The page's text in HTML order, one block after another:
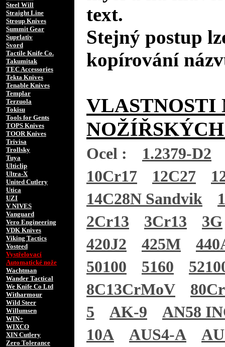
Steel Will
Straight Line
Stroup Knives
Summit Gear
Suprlativ
Svord
Tactile Knife Co.
Takumitak
TEC Accessories
Tekta Knives
Tenable Knives
Templar
Terzuola
Tokisu
Tools for Gents
TOPS Knives
TOOR Knives
Trivisa
Trollsky
Tuya
Ulticlip
Ultra-X
United Cutlery
Utica
UZI
V NIVES
Vanguard
Vero Engineering
VDK Knives
Viking Tactics
Vosteed
Vystřelovací
Automatické nože
Wachtman
Wander Tactical
We Knife Co Ltd
Witharmour
Wild Steer
Willumsen
WIN+
WIXCO
XIN Cutlery
Zero Tolerance
text.
Stejný postup
kopírování
VLASTNOSTI
Ocel :
1.2379-D2
10Cr17
12C27
14C28N Sandvik
2Cr13
3Cr13
3G
420J2
425M
50100
5160
8C13CrMoV
5
AK-9
AN58
10A
AUS4-A